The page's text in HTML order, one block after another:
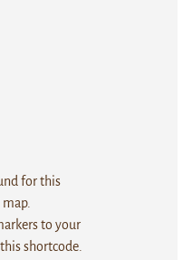
for this
to your
shortcode.